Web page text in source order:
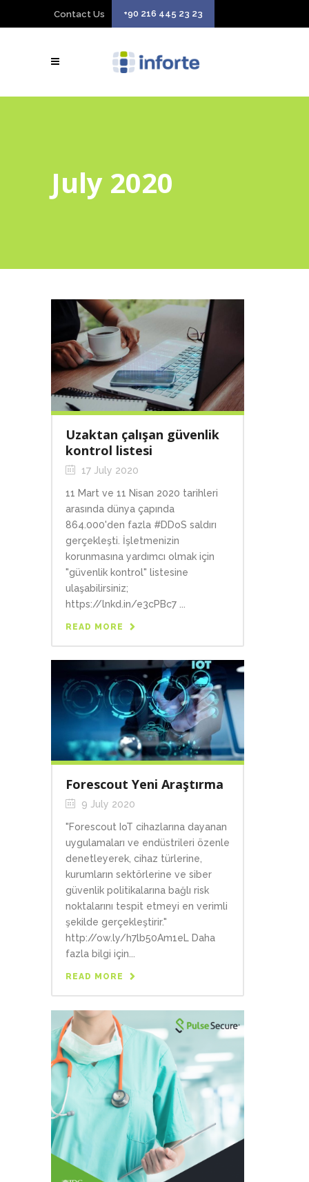
Contact Us +90 216 445 23 23
July 2020
Uzaktan çalışan güvenlik
kontrol listesi
17 July 2020
11 Mart ve 11 Nisan 2020 tarihleri
arasında dünya çapında
864.000'den fazla #DDoS saldırı
gerçekleşti. İşletmenizin
korunmasına yardımcı olmak için
"güvenlik kontrol" listesine
ulaşabilirsiniz;
https://lnkd.in/e3cPBc7 ...
READ MORE
Forescout Yeni Araştırma
9 July 2020
"Forescout IoT cihazlarına dayanan
uygulamaları ve endüstrileri özenle
denetleyerek, cihaz türlerine,
kurumların sektörlerine ve siber
güvenlik politikalarına bağlı risk
noktalarını tespit etmeyi en verimli
şekilde gerçekleştirir."
http://ow.ly/h7lb50Am1eL Daha
fazla bilgi için...
READ MORE